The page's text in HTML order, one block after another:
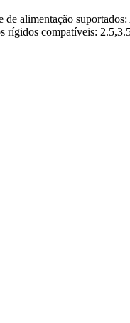
alimentação
rígidos compatíveis: